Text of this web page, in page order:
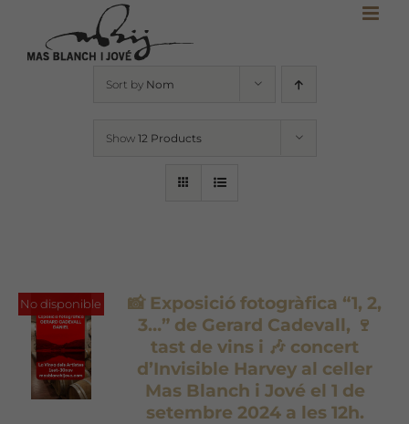
content
Sort by Nom
Show 12 Products
No disponible
📸 Exposició fotogràfica “1, 2,
3…” de Gerard Cadevall, 🍷
tast de vins i 🎶 concert
d’Invisible Harvey al celler
Mas Blanch i Jové el 1 de
setembre 2024 a les 12h.